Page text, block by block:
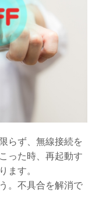
らず、無線接続を
った時、再起動す
ます。
。不具合を解消で